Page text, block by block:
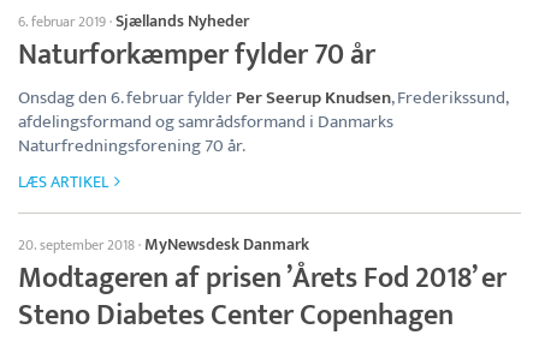
6. februar 2019·Sjællands Nyheder
Naturforkæmper fylder 70 år
Onsdag den 6. februar fylderPer Seerup Knudsen, Frederikssund,
afdelingsformand og samrådsformand i Danmarks
Naturfredningsforening 70 år.
LÆS ARTIKEL
20. september 2018· MyNewsdesk Danmark
Modtageren af prisen ’Årets Fod 2018’ er
Steno Diabetes Center Copenhagen